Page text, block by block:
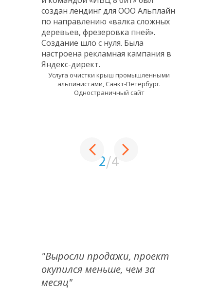
создан лендинг для ООО Альплайн
по направлению «валка сложных
деревьев, фрезеровка пней».
Создание шло с нуля. Была
настроена рекламная кампания в
Яндекс-директ.
Услуга очистки крыш промышленными
альпинистами, Санкт-Петербург.
Одностраничный сайт
"Выросли продажи, проект
окупился меньше, чем за
месяц"
2/4